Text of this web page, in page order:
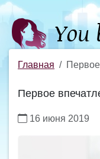
Главная
Первое
16 июня 2019